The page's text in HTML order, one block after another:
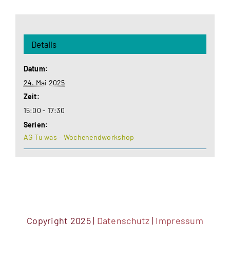
Details
Datum:
24. Mai 2025
Zeit:
15:00 - 17:30
Serien:
AG Tu was – Wochenendworkshop
Copyright 2025 | Datenschutz | Impressum